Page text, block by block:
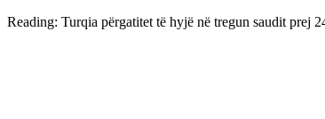
Reading: Turqia përgatitet të hyjë në tregun saudit prej